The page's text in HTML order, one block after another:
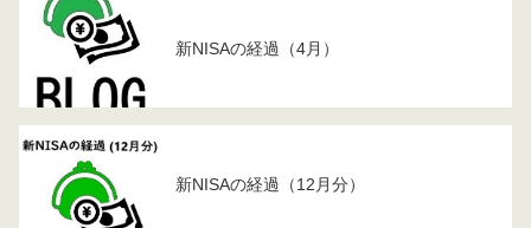
新NISAの経過（4月）
新NISAの経過（12月分）